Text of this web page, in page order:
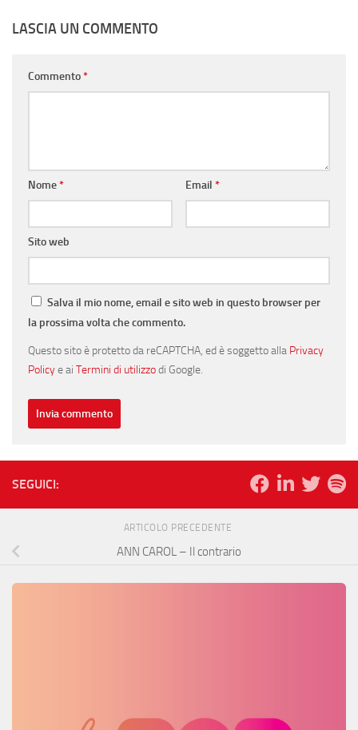
LASCIA UN COMMENTO
Commento*
Nome* Email *
Sito web
Salva il mio nome, email e sito web in questo browser per
la prossima volta che commento.
Questo sito è protetto da reCAPTCHA, ed è soggetto alla Privacy
Policye ai Termini di utilizzodi Google.
SEGUICI:
ARTICOLO PRECEDENTE
ANN CAROL – Il contrario